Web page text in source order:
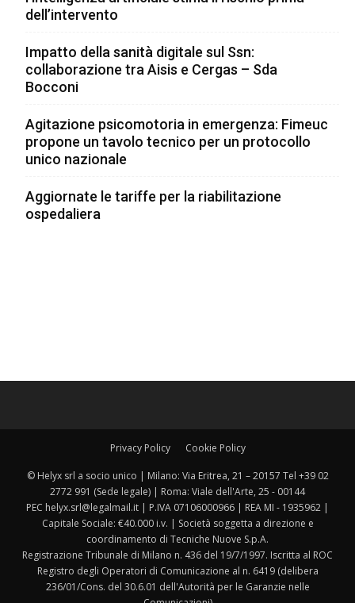
dell’intervento
Impatto della sanità digitale sul Ssn:
collaborazione tra Aisis e Cergas – Sda
Bocconi
Agitazione psicomotoria in emergenza: Fimeuc
propone un tavolo tecnico per un protocollo
unico nazionale
Aggiornate le tariffe per la riabilitazione
ospedaliera
Privacy Policy Cookie Policy
© Helyx srl a socio unico | Milano: Via Eritrea, 21 – 20157 Tel +39 02
2772 991 (Sede legale) | Roma: Viale dell'Arte, 25 - 00144
PEC helyx.srl@legalmail.it | P.IVA 07106000966 | REA MI - 1935962 |
Capitale Sociale: €40.000 i.v. | Società soggetta a direzione e
coordinamento di Tecniche Nuove S.p.A.
Registrazione Tribunale di Milano n. 436 del 19/7/1997. Iscritta al ROC
Registro degli Operatori di Comunicazione al n. 6419 (delibera
236/01/Cons. del 30.6.01 dell'Autorità per le Garanzie nelle